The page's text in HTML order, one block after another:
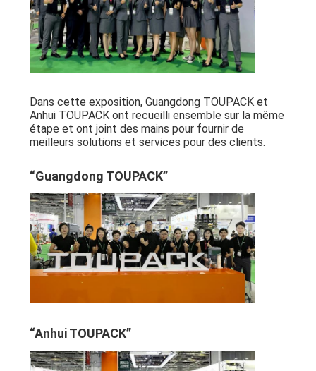
Dans cette exposition, Guangdong TOUPACK et
Anhui TOUPACK ont recueilli ensemble sur la même
étape et ont joint des mains pour fournir de
meilleurs solutions et services pour des clients.
“Guangdong TOUPACK”
“Anhui TOUPACK”